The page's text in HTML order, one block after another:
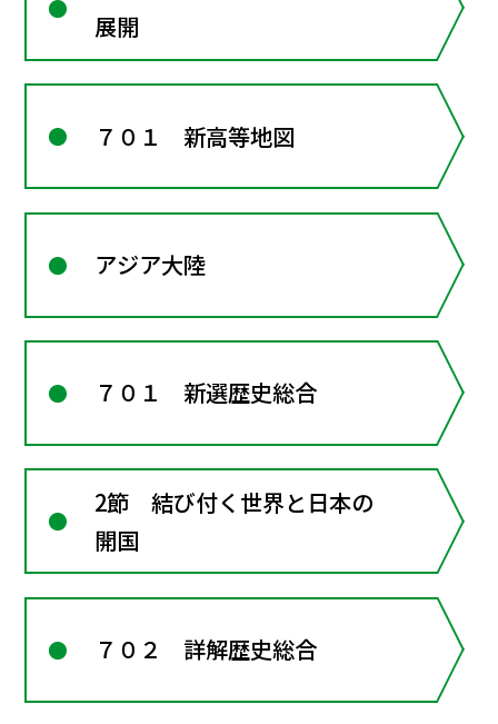
展開
７０１ 新高等地図
アジア大陸
７０１ 新選歴史総合
2節 結び付く世界と日本の
開国
７０２ 詳解歴史総合